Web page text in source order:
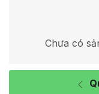
Chưa có